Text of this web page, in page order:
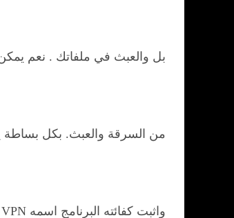
بل والعبث في ملفاتك . نعم
من السرقة والعبث. بكل بساطة
واثبت كفائته البرنامج اسمه SurfEasy Secure Android VPN وهو متوفر للتحميل المجاني من google play